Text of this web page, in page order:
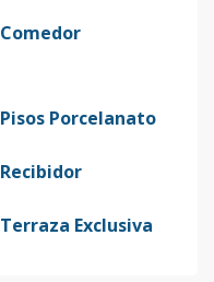
Comedor
Pisos Porcelanato
Recibidor
Terraza Exclusiva